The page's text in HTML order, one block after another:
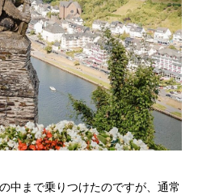
中まで乗りつけたのですが、通常